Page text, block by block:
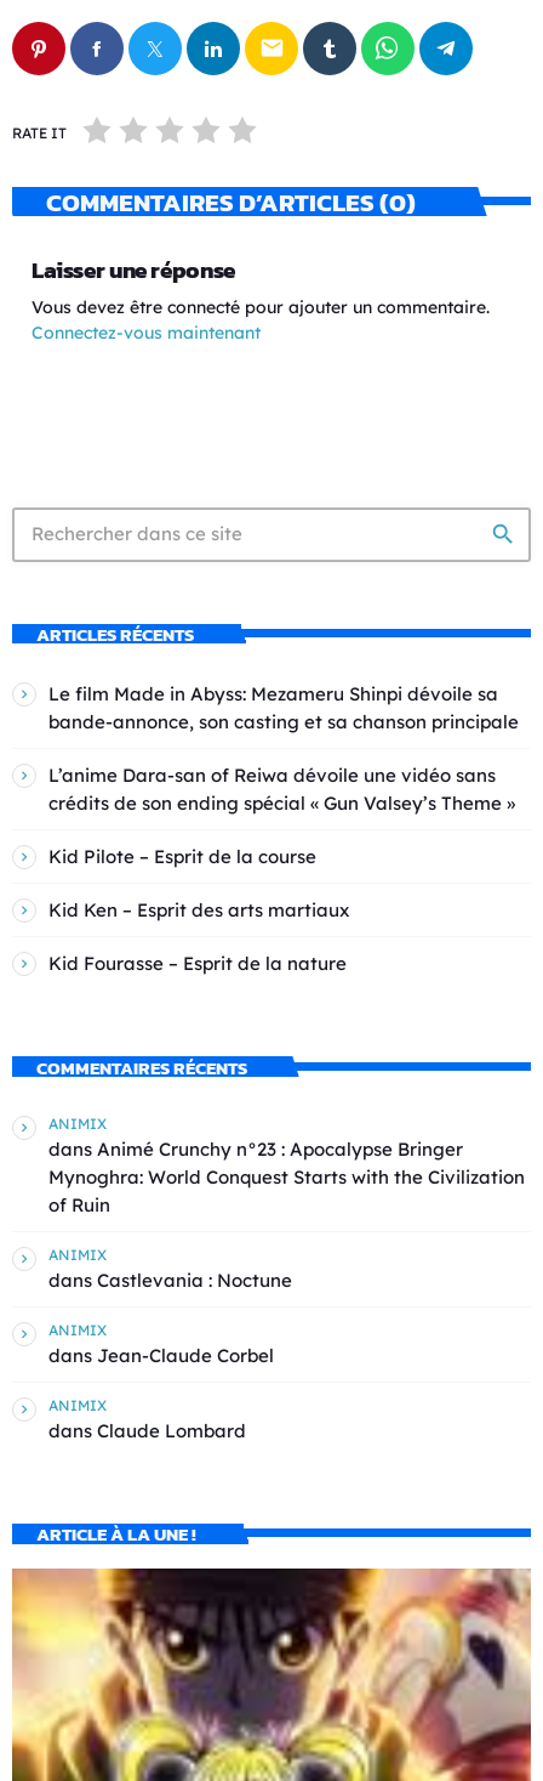
email
RATE IT
COMMENTAIRES D’ARTICLES (0)
Laisser une réponse
Vous devez être connecté pour ajouter un commentaire.
Connectez-vous maintenant
search
ARTICLES RÉCENTS
Le film Made in Abyss: Mezameru Shinpi dévoile sa
bande-annonce, son casting et sa chanson principale
L’anime Dara-san of Reiwa dévoile une vidéo sans
crédits de son ending spécial « Gun Valsey’s Theme »
Kid Pilote – Esprit de la course
Kid Ken – Esprit des arts martiaux
Kid Fourasse – Esprit de la nature
COMMENTAIRES RÉCENTS
ANIMIX
dans Animé Crunchy n°23 : Apocalypse Bringer
Mynoghra: World Conquest Starts with the Civilization
of Ruin
ANIMIX
dans Castlevania : Noctune
ANIMIX
dans Jean-Claude Corbel
ANIMIX
dans Claude Lombard
ARTICLE À LA UNE !